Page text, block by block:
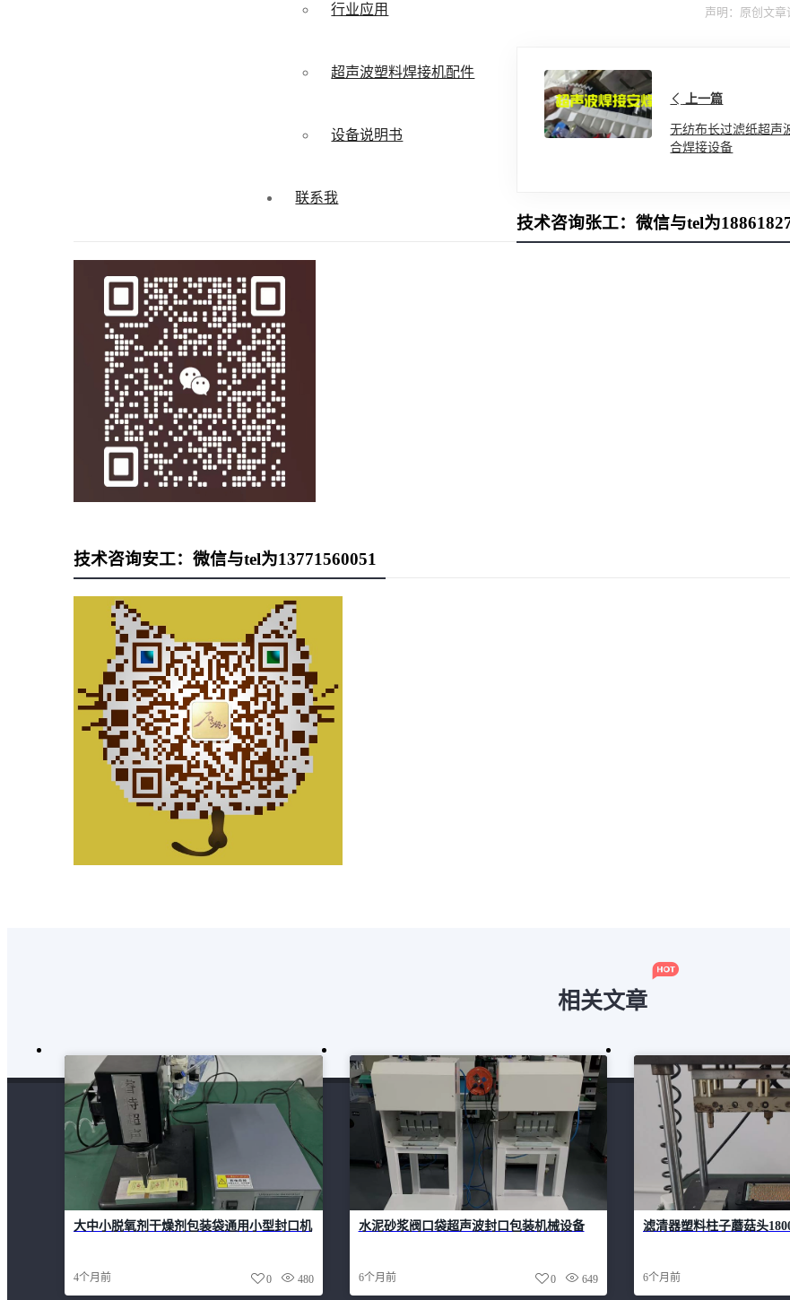
行业应用
超声波塑料焊接机配件
设备说明书
联系我
声明：原创文章
上一篇
无纺布长过滤纸超声
合焊接设备
技术咨询张工：微信与tel为
技术咨询安工：微信与tel为13771560051
相关文章
大中小脱氧剂干燥剂包装袋通用小型封口机
4个月前 480
0
水泥砂浆阀口袋超声波封口包装机械设备
6个月前 649
0
滤清器塑料柱子蘑菇头
6个月前